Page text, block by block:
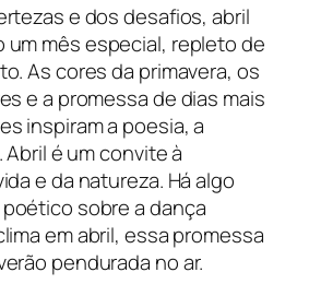
e dos desafios, abril
mês especial, repleto de
As cores da primavera, os
e a promessa de dias mais
inspiram a poesia, a
é um convite à
e da natureza. Há algo
sobre a dança
em abril, essa promessa
pendurada no ar.